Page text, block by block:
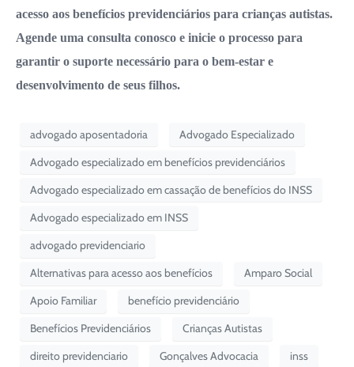
acesso aos benefícios previdenciários para crianças autistas.
Agende uma consulta conosco e inicie o processo para
garantir o suporte necessário para o bem-estar e
desenvolvimento de seus filhos.
advogado aposentadoria
Advogado Especializado
Advogado especializado em benefícios previdenciários
Advogado especializado em cassação de benefícios do INSS
Advogado especializado em INSS
advogado previdenciario
Alternativas para acesso aos benefícios
Amparo Social
Apoio Familiar
benefício previdenciário
Benefícios Previdenciários
Crianças Autistas
direito previdenciario
Gonçalves Advocacia
inss